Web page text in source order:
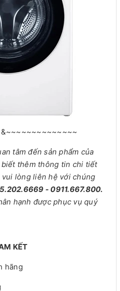
tâm đến sản phẩm của
biết thêm thông tin chi tiết
vui lòng liên hệ với chúng
- 0911.667.800.
hạnh được phục vụ quý
KẾT
hãng